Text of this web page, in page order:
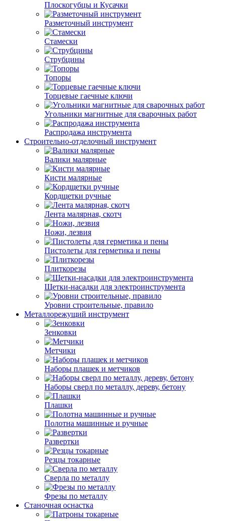
Плоскогубцы и Кусачки
Разметочный инструмент
Стамески
Струбцины
Топоры
Торцевые гаечные ключи
Угольники магнитные для сварочных работ
Распродажа инструмента
Строительно-отделочный инструмент
Валики малярные
Кисти малярные
Кордщетки ручные
Лента малярная, скотч
Ножи, лезвия
Пистолеты для герметика и пены
Плиткорезы
Щетки-насадки для электроинструмента
Уровни строительные, правило
Металлорежущий инструмент
Зенковки
Метчики
Наборы плашек и метчиков
Наборы сверл по металлу, дереву, бетону
Плашки
Полотна машинные и ручные
Развертки
Резцы токарные
Сверла по металлу
Фрезы по металлу
Станочная оснастка